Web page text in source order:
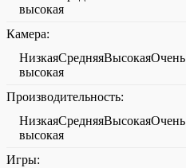
высокая
Камера:
НизкаяСредняяВысокаяОчень
высокая
Производительность:
НизкаяСредняяВысокаяОчень
высокая
Игры: